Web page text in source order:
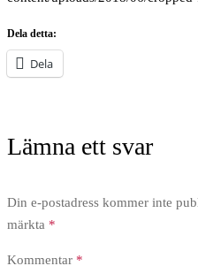
Dela detta:
Dela
Lämna ett svar
Din e-postadress kommer inte
märkta *
Kommentar *